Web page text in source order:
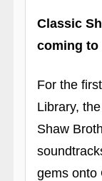
Classic
coming to
For the
Library,
Shaw
gems onto